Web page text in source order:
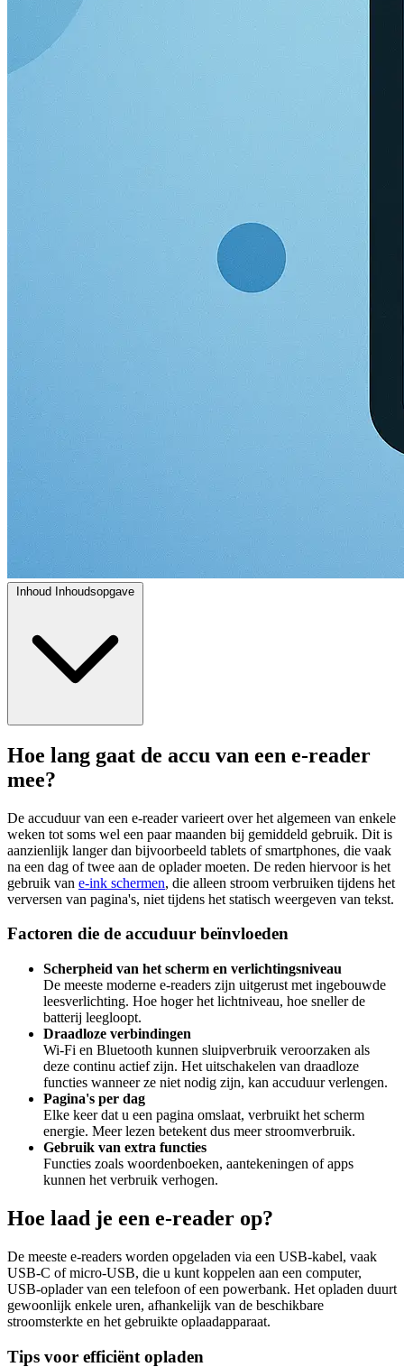
Inhoud Inhoudsopgave
Hoe lang gaat de accu van een e-reader
mee?
De accuduur van een e-reader varieert over het algemeen van enkele
weken tot soms wel een paar maanden bij gemiddeld gebruik. Dit is
aanzienlijk langer dan bijvoorbeeld tablets of smartphones, die vaak
na een dag of twee aan de oplader moeten. De reden hiervoor is het
gebruik van e-ink schermen, die alleen stroom verbruiken tijdens het
verversen van pagina's, niet tijdens het statisch weergeven van tekst.
Factoren die de accuduur beïnvloeden
Scherpheid van het scherm en verlichtingsniveau
De meeste moderne e-readers zijn uitgerust met ingebouwde
leesverlichting. Hoe hoger het lichtniveau, hoe sneller de
batterij leegloopt.
Draadloze verbindingen
Wi-Fi en Bluetooth kunnen sluipverbruik veroorzaken als
deze continu actief zijn. Het uitschakelen van draadloze
functies wanneer ze niet nodig zijn, kan accuduur verlengen.
Pagina's per dag
Elke keer dat u een pagina omslaat, verbruikt het scherm
energie. Meer lezen betekent dus meer stroomverbruik.
Gebruik van extra functies
Functies zoals woordenboeken, aantekeningen of apps
kunnen het verbruik verhogen.
Hoe laad je een e-reader op?
De meeste e-readers worden opgeladen via een USB-kabel, vaak
USB-C of micro-USB, die u kunt koppelen aan een computer,
USB-oplader van een telefoon of een powerbank. Het opladen duurt
gewoonlijk enkele uren, afhankelijk van de beschikbare
stroomsterkte en het gebruikte oplaadapparaat.
Tips voor efficiënt opladen